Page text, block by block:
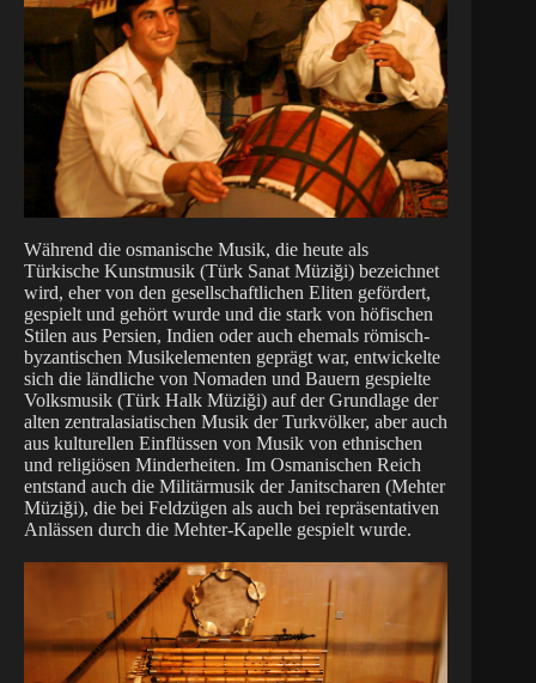
Während die osmanische Musik, die heute als
Türkische Kunstmusik (Türk Sanat Müziği) bezeichnet
wird, eher von den gesellschaftlichen Eliten gefördert,
gespielt und gehört wurde und die stark von höfischen
Stilen aus Persien, Indien oder auch ehemals römisch-
byzantischen Musikelementen geprägt war, entwickelte
sich die ländliche von Nomaden und Bauern gespielte
Volksmusik (Türk Halk Müziği) auf der Grundlage der
alten zentralasiatischen Musik der Turkvölker, aber auch
aus kulturellen Einflüssen von Musik von ethnischen
und religiösen Minderheiten. Im Osmanischen Reich
entstand auch die Militärmusik der Janitscharen (Mehter
Müziği), die bei Feldzügen als auch bei repräsentativen
Anlässen durch die Mehter-Kapelle gespielt wurde.